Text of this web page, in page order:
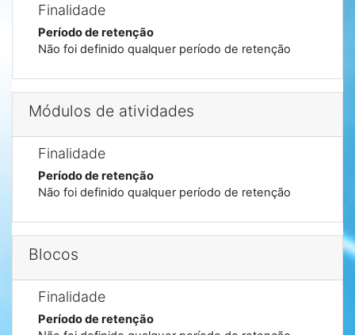
Finalidade
Período de retenção
Não foi definido qualquer período de retenção
Módulos de atividades
Finalidade
Período de retenção
Não foi definido qualquer período de retenção
Blocos
Finalidade
Período de retenção